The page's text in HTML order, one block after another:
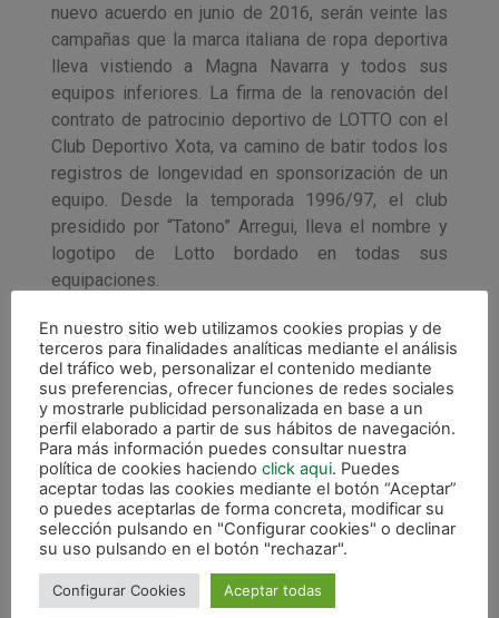
nuevo acuerdo en junio de 2016, serán veinte las
campañas que la marca italiana de ropa deportiva
lleva vistiendo a Magna Navarra y todos sus
equipos inferiores. La firma de la renovación del
contrato de patrocinio deportivo de LOTTO con el
Club Deportivo Xota, va camino de batir todos los
registros de longevidad en sponsorización de un
equipo. Desde la temporada 1996/97, el club
presidido por “Tatono” Arregui, lleva el nombre y
logotipo de Lotto bordado en todas sus
equipaciones.
En nuestro sitio web utilizamos cookies propias y de
terceros para finalidades analíticas mediante el análisis
del tráfico web, personalizar el contenido mediante
sus preferencias, ofrecer funciones de redes sociales
y mostrarle publicidad personalizada en base a un
perfil elaborado a partir de sus hábitos de navegación.
Para más información puedes consultar nuestra
política de cookies haciendo click aqui. Puedes
aceptar todas las cookies mediante el botón “Aceptar”
o puedes aceptarlas de forma concreta, modificar su
selección pulsando en "Configurar cookies" o declinar
su uso pulsando en el botón "rechazar".
Configurar Cookies Aceptar todas